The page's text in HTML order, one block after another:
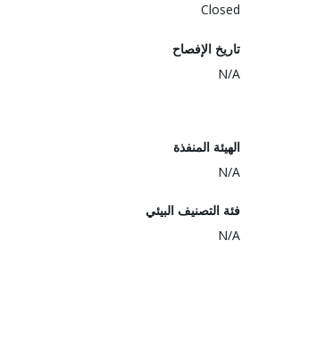
Closed
تاريخ الإفصاح
N/A
الهيئة المنفذة
N/A
فئة التصنيف البيئي
N/A